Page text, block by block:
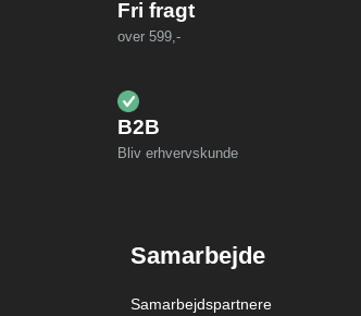
Fri fragt
over 599,-
B2B
Bliv erhvervskunde
Samarbejde
Samarbejdspartnere